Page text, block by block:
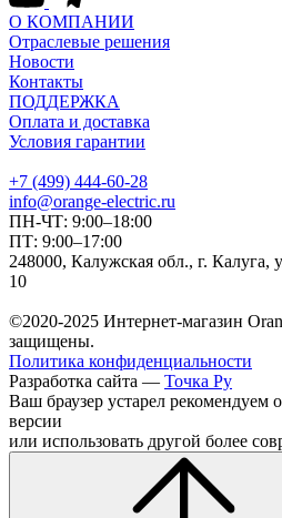
О КОМПАНИИ
Отраслевые решения
Новости
Контакты
ПОДДЕРЖКА
Оплата и доставка
Условия гарантии
+7 (499) 444-60-28
info@orange-electric.ru
ПН-ЧТ: 9:00–18:00
ПТ: 9:00–17:00
248000, Калужская обл., г. Калуга,
10
©2020-2025 Интернет-магазин
защищены.
Политика конфиденциальности
Разработка сайта — Точка Ру
Ваш браузер устарел рекомендуем
версии
или использовать другой более